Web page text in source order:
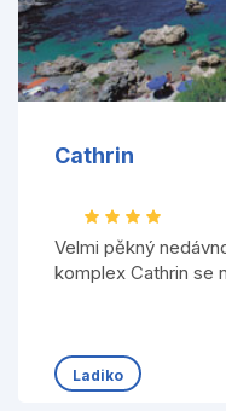
Cathrin
Velmi pěkný
komplex Cathrin se
Ladiko